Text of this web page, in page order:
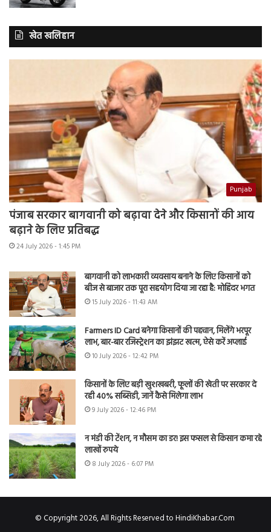
खेत खलिहान
Punjab
पंजाब सरकार बागवानी को बढ़ावा देने और किसानों की आय
बढ़ाने के लिए प्रतिबद्ध
24 July 2026 - 1:45 PM
बागवानी को लाभकारी व्यवसाय बनाने के लिए किसानों को
बीज से बाजार तक पूरा सहयोग दिया जा रहा है: मोहिंदर भगत
15 July 2026 - 11:43 AM
Farmers ID Card बनेगा किसानों की पहचान, मिलेंगे भरपूर
लाभ, बार-बार रजिस्ट्रेशन का झंझट खत्म, ऐसे करें अप्लाई
10 July 2026 - 12:42 PM
किसानों के लिए बड़ी खुशखबरी, फूलों की खेती पर सरकार दे
रही 40% सब्सिडी, जानें कैसे मिलेगा लाभ
9 July 2026 - 12:46 PM
न मंडी की टेंशन, न मौसम का डर! इस फसल से किसान कमा रहे
लाखों रुपये
8 July 2026 - 6:07 PM
© Copyright 2026, All Rights Reserved to HindiKhabar.Com